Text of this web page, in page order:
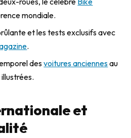
mondiale.
et les tests exclusifs avec
.
desvoitures anciennesau
et